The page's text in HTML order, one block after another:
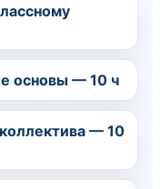
основы — 10 ч
— 10